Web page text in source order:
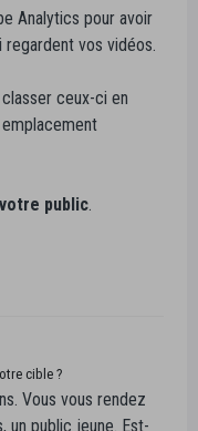
Analytics pour avoir
vos vidéos.
ceux-ci en
public.
cible ?
Vous vous rendez
un public jeune. Est-